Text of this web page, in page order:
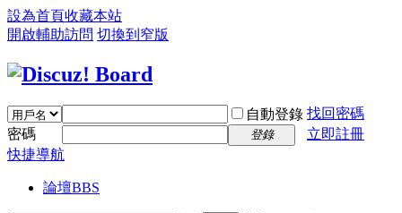
設為首頁收藏本站
開啟輔助訪問 切換到窄版
自動登錄 找回密碼
密碼
登錄
立即註冊
快捷導航
論壇BBS